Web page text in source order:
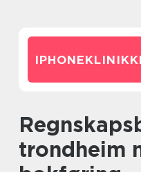
Regnskapsbyrå
trondheim